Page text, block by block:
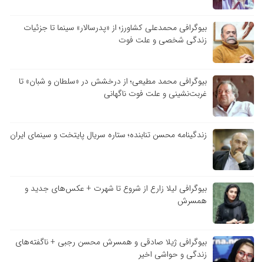
بیوگرافی محمدعلی کشاورز؛ از «پدرسالار» سینما تا جزئیات
زندگی شخصی و علت فوت
بیوگرافی محمد مطیعی؛ از درخشش در «سلطان و شبان» تا
غربت‌نشینی و علت فوت ناگهانی
زندگینامه محسن تنابنده؛ ستاره سریال پایتخت و سینمای ایران
بیوگرافی لیلا زارع از شروع تا شهرت + عکس‌های جدید و
همسرش
بیوگرافی ژیلا صادقی و همسرش محسن رجبی + ناگفته‌های
زندگی و حواشی اخیر